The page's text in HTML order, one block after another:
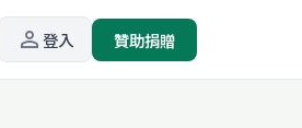
person_outline登入 贊助捐贈